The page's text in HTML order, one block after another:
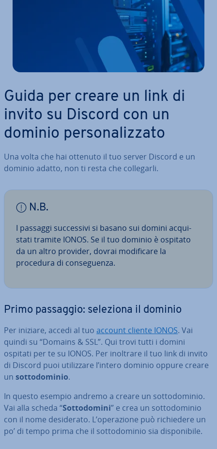
Guida per creare un link di
invito su Discord con un
dominio per­so­na­liz­za­to
Una volta che hai ottenuto il tuo server Discord e un
dominio adatto, non ti resta che col­le­gar­li.
N.B.
I passaggi suc­ces­si­vi si basano sui domini ac­qui­
sta­ti tramite IONOS. Se il tuo dominio è ospitato
da un altro provider, dovrai mo­di­fi­ca­re la
procedura di con­se­guen­za.
Primo passaggio: seleziona il dominio
Per iniziare, accedi al tuo account cliente IONOS. Vai
quindi su “Domains & SSL”. Qui trovi tutti i domini
ospitati per te su IONOS. Per inoltrare il tuo link di invito
di Discord puoi uti­liz­za­re l’intero dominio oppure creare
un sot­to­do­mi­nio.
In questo esempio andremo a creare un sot­to­do­mi­nio.
Vai alla scheda “Sot­to­do­mi­ni” e crea un sot­to­do­mi­nio
con il nome de­si­de­ra­to. L’ope­ra­zio­ne può ri­chie­de­re un
po’ di tempo prima che il sot­to­do­mi­nio sia di­spo­ni­bi­le.